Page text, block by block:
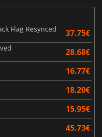
Flag Resynced
37.75€
28.68€
16.77€
18.20€
15.95€
45.73€